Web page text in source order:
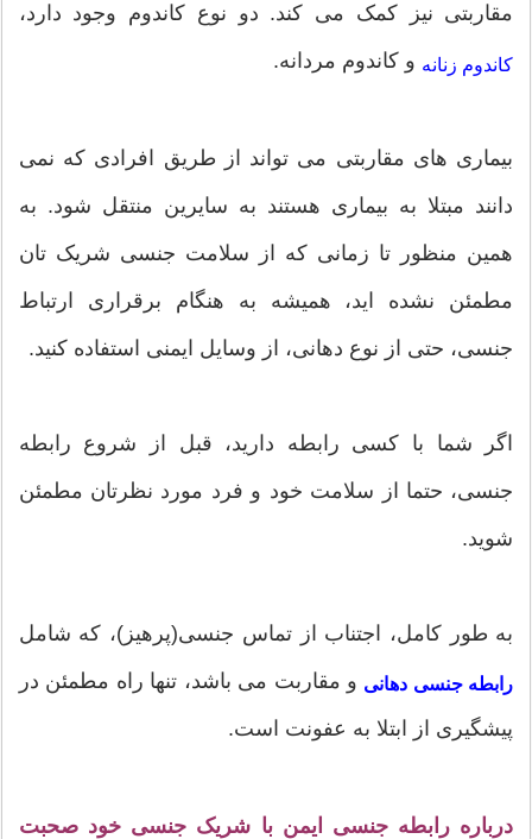
مقاربتی نیز کمک می کند. دو نوع کاندوم وجود دارد،
کاندوم زنانه و کاندوم مردانه.
بیماری های مقاربتی می تواند از طریق افرادی که نمی
دانند مبتلا به بیماری هستند به سایرین منتقل شود. به
همین منظور تا زمانی که از سلامت جنسی شریک تان
مطمئن نشده اید، همیشه به هنگام برقراری ارتباط
جنسی، حتی از نوع دهانی، از وسایل ایمنی استفاده کنید.
اگر شما با کسی رابطه دارید، قبل از شروع رابطه
جنسی، حتما از سلامت خود و فرد مورد نظرتان مطمئن
شوید.
به طور کامل، اجتناب از تماس جنسی(پرهیز)، که شامل
رابطه جنسی دهانی و مقاربت می باشد، تنها راه مطمئن در
پیشگیری از ابتلا به عفونت است.
درباره رابطه جنسی ایمن با شریک جنسی خود صحبت